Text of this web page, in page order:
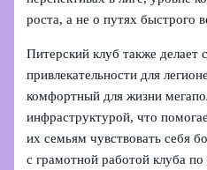
роста, а не о путях быстрого
Питерский клуб также делает
привлекательности для
комфортный для жизни
инфраструктурой, что
их семьям чувствовать себя
с грамотной работой клуба